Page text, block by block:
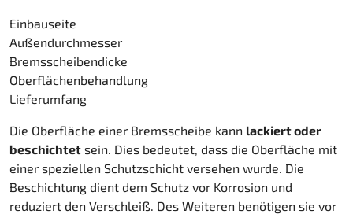
Einbauseite
Außendurchmesser
Bremsscheibendicke
Oberflächenbehandlung
Lieferumfang
Die Oberfläche einer Bremsscheibe kann lackiert oder
beschichtet sein. Dies bedeutet, dass die Oberfläche mit
einer speziellen Schutzschicht versehen wurde. Die
Beschichtung dient dem Schutz vor Korrosion und
reduziert den Verschleiß. Des Weiteren benötigen sie vor